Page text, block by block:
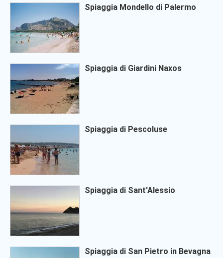
Spiaggia Mondello di Palermo
Spiaggia di Giardini Naxos
Spiaggia di Pescoluse
Spiaggia di Sant'Alessio
Spiaggia di San Pietro in Bevagna